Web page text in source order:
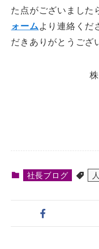
た点がございました
ォーム より連絡くだ
だきありがとうござ
社長ブログ